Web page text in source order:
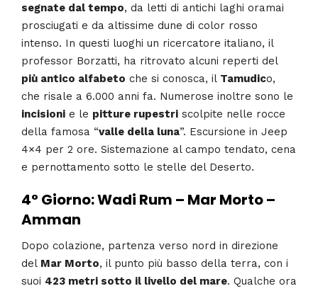
segnate dal tempo, da letti di antichi laghi oramai
prosciugati e da altissime dune di color rosso
intenso. In questi luoghi un ricercatore italiano, il
professor Borzatti, ha ritrovato alcuni reperti del
più antico alfabeto che si conosca, il Tamudico,
che risale a 6.000 anni fa. Numerose inoltre sono le
incisioni e le pitture rupestri scolpite nelle rocce
della famosa “valle della luna”. Escursione in Jeep
4×4 per 2 ore. Sistemazione al campo tendato, cena
e pernottamento sotto le stelle del Deserto.
4° Giorno: Wadi Rum – Mar Morto –
Amman
Dopo colazione, partenza verso nord in direzione
del Mar Morto, il punto più basso della terra, con i
suoi 423 metri sotto il livello del mare. Qualche ora